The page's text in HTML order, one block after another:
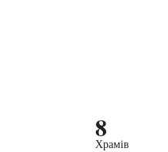
8
Храмів